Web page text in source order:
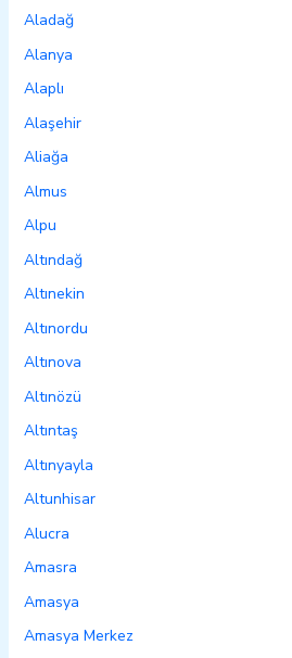
Aladağ
Alanya
Alaplı
Alaşehir
Aliağa
Almus
Alpu
Altındağ
Altınekin
Altınordu
Altınova
Altınözü
Altıntaş
Altınyayla
Altunhisar
Alucra
Amasra
Amasya
Amasya Merkez